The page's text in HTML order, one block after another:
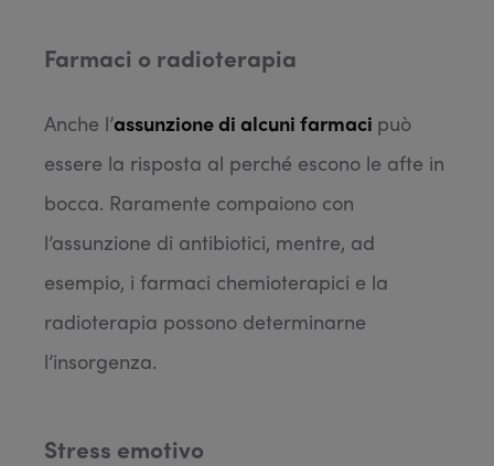
Farmaci o radioterapia
Anche l’assunzione di alcuni farmaci può
essere la risposta al perché escono le afte in
bocca. Raramente compaiono con
l’assunzione di antibiotici, mentre, ad
esempio, i farmaci chemioterapici e la
radioterapia possono determinarne
l’insorgenza.
Stress emotivo